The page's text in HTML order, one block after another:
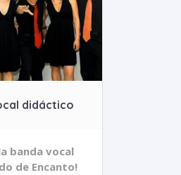
didáctico
banda vocal
de Encanto!